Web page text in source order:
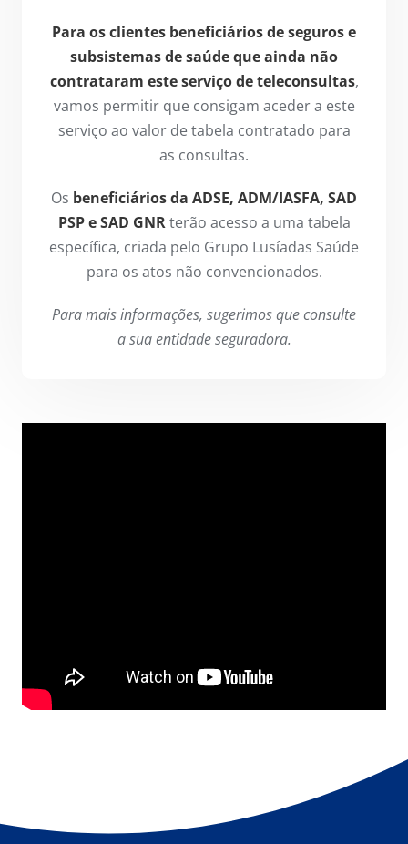
Para os clientes beneficiários de seguros e
subsistemas de saúde que ainda não
contrataram este serviço de teleconsultas,
vamos permitir que consigam aceder a este
serviço ao valor de tabela contratado para
as consultas.
Os beneficiários da ADSE, ADM/IASFA, SAD
PSP e SAD GNRterão acesso a uma tabela
específica, criada pelo Grupo Lusíadas Saúde
para os atos não convencionados.
Para mais informações, sugerimos que consulte
a sua entidade seguradora.